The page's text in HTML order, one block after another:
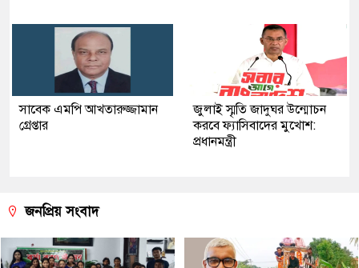
সাবেক এমপি আখতারুজ্জামান
গ্রেপ্তার
জুলাই স্মৃতি জাদুঘর উন্মোচন
করবে ফ্যাসিবাদের মুখোশ:
প্রধানমন্ত্রী
জনপ্রিয় সংবাদ